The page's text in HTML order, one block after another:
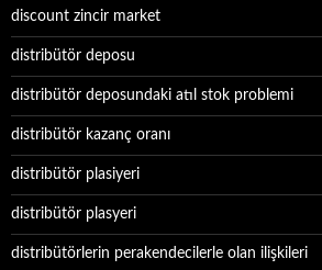
discount zincir market
distribütör deposu
distribütör deposundaki atıl stok problemi
distribütör kazanç oranı
distribütör plasiyeri
distribütör plasyeri
distribütörlerin perakendecilerle olan ilişkileri